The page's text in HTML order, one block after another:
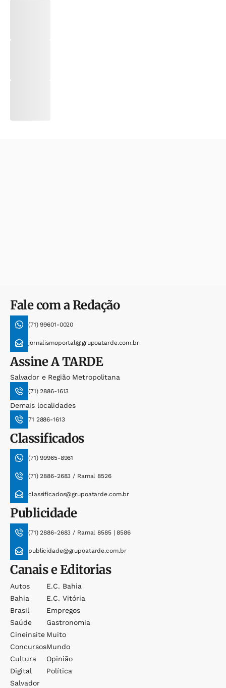
Fale com a Redação
(71) 99601-0020
jornalismoportal@grupoatarde.com.br
AssineA TARDE
Salvador e Região Metropolitana
(71) 2886-1613
Demais localidades
71 2886-1613
Classificados
(71) 99965-8961
(71) 2886-2683 / Ramal 8526
classificados@grupoatarde.com.br
Publicidade
(71) 2886-2683 / Ramal 8585 | 8586
publicidade@grupoatarde.com.br
Canais e Editorias
Autos
Bahia
Brasil
Saúde
Cineinsite
Concursos
Cultura
Digital
Salvador
E.c. Bahia
E.c. Vitória
Empregos
Gastronomia
Muito
Mundo
Opinião
Política